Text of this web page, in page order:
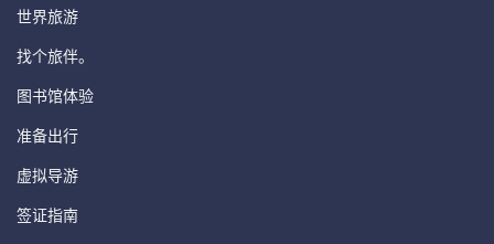
世界旅游
找个旅伴。
图书馆体验
准备出行
虚拟导游
签证指南